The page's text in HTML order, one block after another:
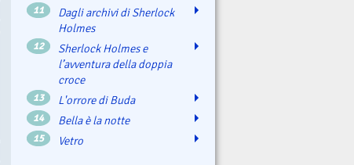
11
Dagli archivi di Sherlock
Holmes
12
Sherlock Holmes e
l’avventura della doppia
croce
13 L'orrore di Buda
14 Bella è la notte
15 Vetro